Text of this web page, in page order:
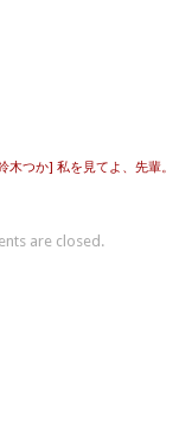
木つか] 私を見てよ、先輩。
are closed.